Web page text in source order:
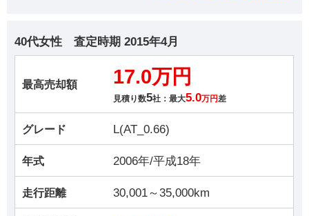
40代女性 査定時期 2015年4月
最高売却額 17.0万円
見積り数5社：最大5.0万円差
グレード L(AT_0.66)
年式 2006年/平成18年
走行距離 30,001～35,000km